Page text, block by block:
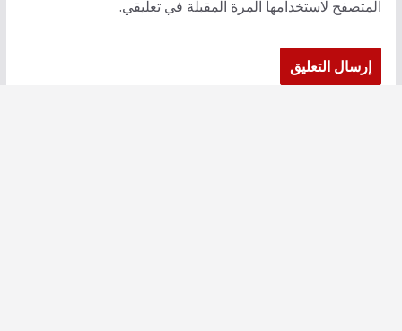
المتصفح لاستخدامها المرة المقبلة في تعليقي.